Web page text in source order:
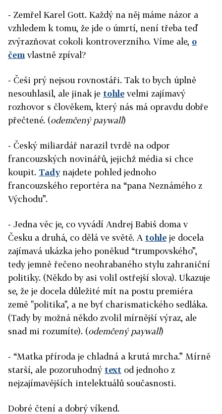
- Zemřel Karel Gott. Každý na něj máme názor a
vzhledem k tomu, že jde o úmrtí, není třeba teď
zvýrazňovat cokoli kontroverzního. Víme ale, o
čem vlastně zpíval?
- Češi prý nejsou rovnostáři. Tak to bych úplně
nesouhlasil, ale jinak je tohle velmi zajímavý
rozhovor s člověkem, který nás má opravdu dobře
přečtené. (odemčený paywall)
- Český miliardář narazil tvrdě na odpor
francouzských novinářů, jejichž média si chce
koupit. Tadynajdete pohled jednoho
francouzského reportéra na “pana Neznámého z
Východu”.
- Jedna věc je, co vyvádí Andrej Babiš doma v
Česku a druhá, co dělá ve světě. A tohle je docela
zajímavá ukázka jeho poněkud “trumpovského”,
tedy jemně řečeno neohrabaného stylu zahraniční
politiky. (Někdo by asi volil ostřejší slova). Ukazuje
se, že je docela důležité mít na postu premiéra
země "politika", a ne byť charismatického sedláka.
(Tady by možná někdo zvolil mírnější výraz, ale
snad mi rozumíte). (odemčený paywall)
- “Matka příroda je chladná a krutá mrcha.” Mírně
starší, ale pozoruhodnýtext od jednoho z
nejzajímavějších intelektuálů současnosti.
Dobré čtení a dobrý víkend.